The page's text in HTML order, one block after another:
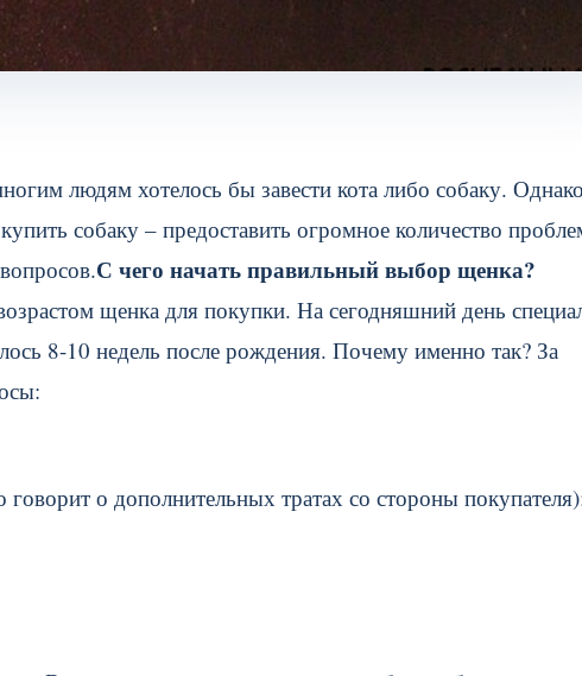
людям хотелось бы завести кота либо собаку.
собаку – предоставить огромное количество
С чего начать правильный выбор щенка?
щенка для покупки. На сегодняшний день
8-10 недель после рождения. Почему именно так? За
о дополнительных тратах со стороны